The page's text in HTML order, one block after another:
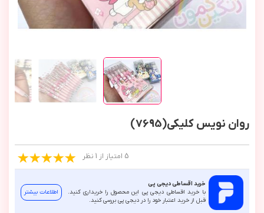
روان نویس کلیکی(7695)
5 امتیاز از 1 نظر
خرید اقساطی دیجی پی
با خرید اقساطی دیجی پی این محصول را خریداری کنید.
قبل از خرید اعتبار خود را در دیجی پی بررسی کنید.
اطلاعات بیشتر